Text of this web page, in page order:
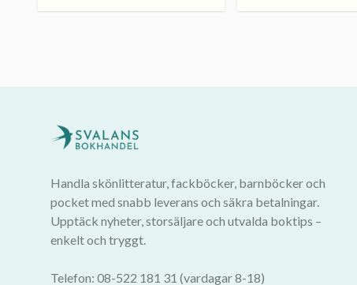
Handla skönlitteratur, fackböcker, barnböcker och
pocket med snabb leverans och säkra betalningar.
Upptäck nyheter, storsäljare och utvalda boktips –
enkelt och tryggt.
Telefon: 08-522 181 31 (vardagar 8-18)